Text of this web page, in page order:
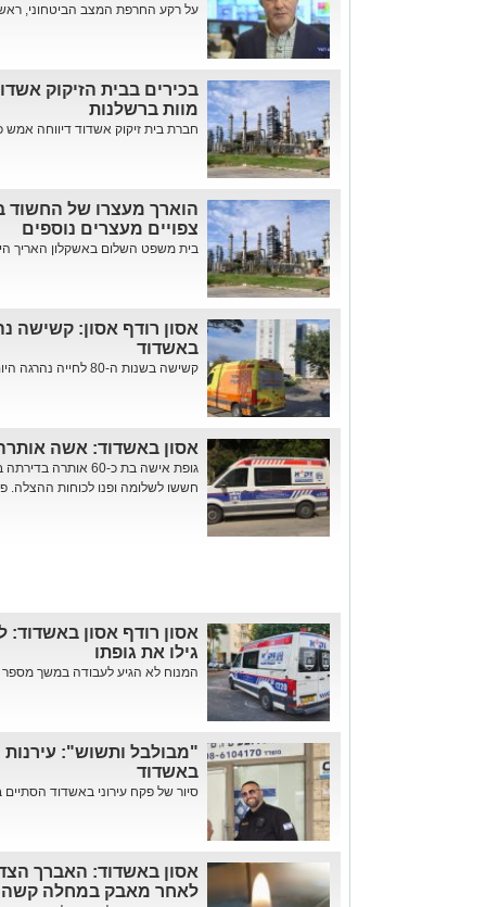
על רקע החרפת המצב הביטחוני, ראש
בכירים בבית הזיקוק
מוות ברשלנות
חברת בית זיקוק אשדוד דיווחה אמש
הוארך מעצרו של החשוד
צפויים מעצרים נוספים
בית משפט השלום באשקלון האריך
אסון רודף אסון: קשישה
באשדוד
קשישה בשנות ה-80 לחייה נהרגה היום ברובע ט' באשדוד לאחר שנפל...
אסון באשדוד: אשה
גופת אישה בת כ-60
חששו לשלומה ופנו לכוחות ההצלה.
אסון רודף אסון
גילו את גופתו
המנוח לא הגיע לעבודה במשך מספר
"מבולבל ותשוש": עירנות
באשדוד
סיור של פקח עירוני באשדוד
לאחר מאבק במחלה קשה